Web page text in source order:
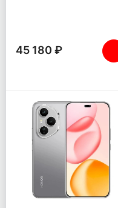
45 180 ₽